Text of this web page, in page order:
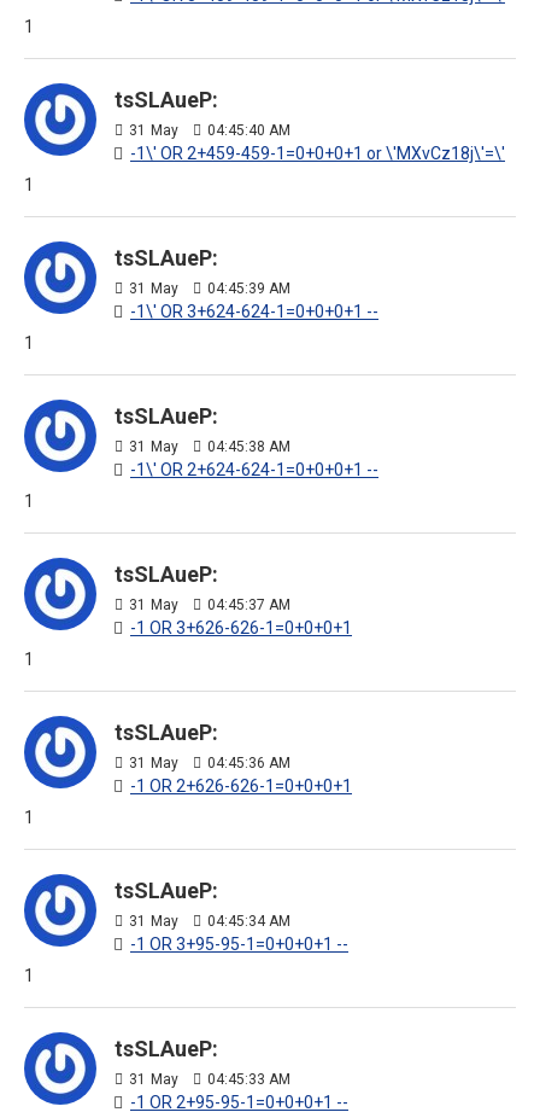
1
tsSLAueP:
31 May 04:45:40 AM
-1\' OR 2+459-459-1=0+0+0+1 or \'MXvCz18j\'=\'
1
tsSLAueP:
31 May 04:45:39 AM
-1\' OR 3+624-624-1=0+0+0+1 --
1
tsSLAueP:
31 May 04:45:38 AM
-1\' OR 2+624-624-1=0+0+0+1 --
1
tsSLAueP:
31 May 04:45:37 AM
-1 OR 3+626-626-1=0+0+0+1
1
tsSLAueP:
31 May 04:45:36 AM
-1 OR 2+626-626-1=0+0+0+1
1
tsSLAueP:
31 May 04:45:34 AM
-1 OR 3+95-95-1=0+0+0+1 --
1
tsSLAueP:
31 May 04:45:33 AM
-1 OR 2+95-95-1=0+0+0+1 --